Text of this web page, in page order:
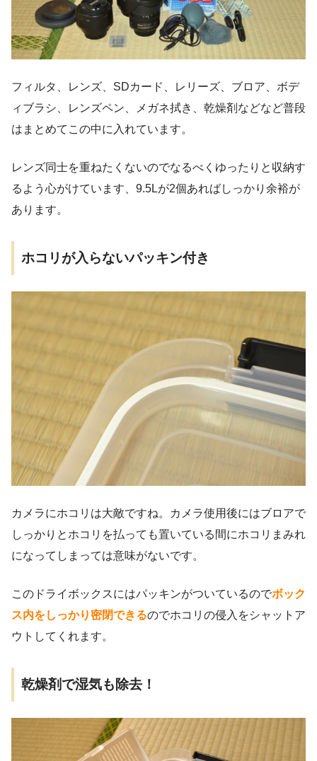
フィルタ、レンズ、SDカード、レリーズ、ブロア、ボデ
ィブラシ、レンズペン、メガネ拭き、乾燥剤などなど普段
はまとめてこの中に入れています。
レンズ同士を重ねたくないのでなるべくゆったりと収納す
るよう心がけています、9.5Lが2個あればしっかり余裕が
あります。
ホコリが入らないパッキン付き
カメラにホコリは大敵ですね。カメラ使用後にはブロアで
しっかりとホコリを払っても置いている間にホコリまみれ
になってしまっては意味がないです。
このドライボックスにはパッキンがついているのでボック
ス内をしっかり密閉できるのでホコリの侵入をシャットア
ウトしてくれます。
乾燥剤で湿気も除去！